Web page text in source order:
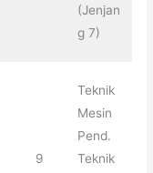
(Jenjan
g 7)
9
Teknik
Mesin
Pend.
Teknik